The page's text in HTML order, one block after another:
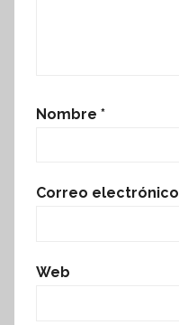
Nombre *
Correo electrónico
Web